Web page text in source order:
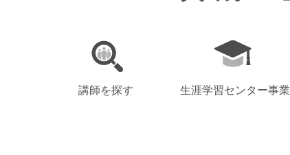
講師を探す 生涯学習センター事業